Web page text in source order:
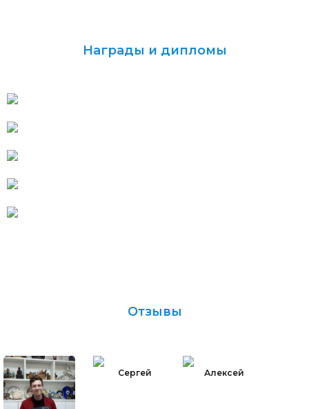
Награды и дипломы
Отзывы
Сергей Алексей